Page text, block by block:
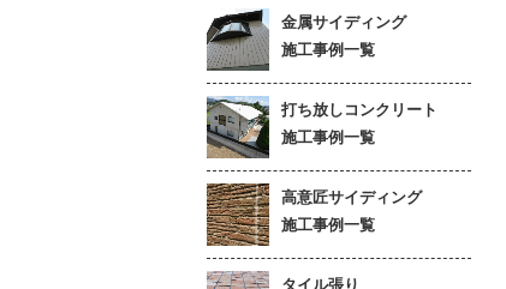
金属サイディング
施工事例一覧
打ち放しコンクリート
施工事例一覧
高意匠サイディング
施工事例一覧
タイル張り